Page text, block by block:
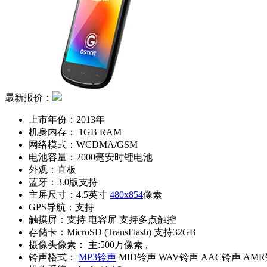
最新报价：
上市年份： 2013年
机身内存：
1GB RAM
网络模式： WCDMA/GSM
电池容量： 2000毫安时锂电池
外观： 直板
蓝牙： 3.0版支持
主屏尺寸： 4.5英寸 480x854像素
GPS导航： 支持
触摸屏： 支持 电容屏 支持多点触控
存储卡： MicroSD (TransFlash) 支持32GB
摄像头像素：
主:500万像素 ,
铃声格式：
MP3铃声 MID铃声 WAV铃声 AAC铃声